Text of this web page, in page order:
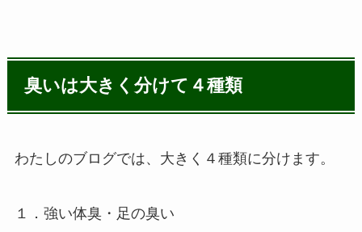
臭いは大きく分けて４種類
わたしのブログでは、大きく４種類に分けます。
１．強い体臭・足の臭い